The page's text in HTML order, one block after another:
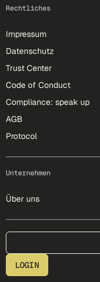
Rechtliches
Impressum
Datenschutz
Trust Center
Code of Conduct
Compliance: speak up
AGB
Protocol
Unternehmen
Über uns
footer-25-meta
LOGIN